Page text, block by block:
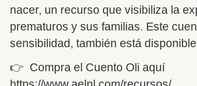
nacer, un recurso que visibiliza la
prematuros y sus familias. Este
sensibilidad, también está
👉 Compra el Cuento Oli aquí